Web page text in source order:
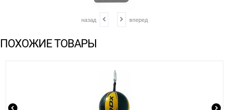
назад вперед
ПОХОЖИЕ ТОВАРЫ